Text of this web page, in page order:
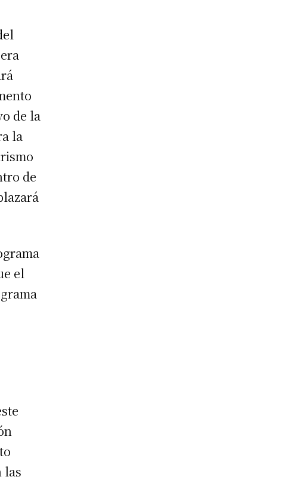
de la
la
de
el
las